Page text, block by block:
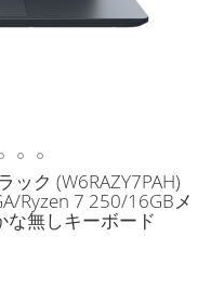
ック (W6RAZY7PAH)
Ryzen 7 250/16GBメ
な無しキーボード